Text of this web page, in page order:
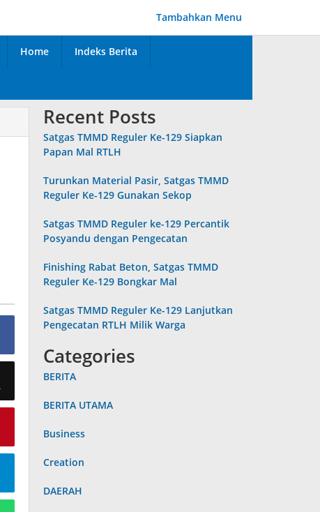
Tambahkan Menu
Home Indeks Berita
Recent Posts
Satgas TMMD Reguler Ke-129 Siapkan
Papan Mal RTLH
Turunkan Material Pasir, Satgas TMMD
Reguler Ke-129 Gunakan Sekop
Satgas TMMD Reguler ke-129 Percantik
Posyandu dengan Pengecatan
Finishing Rabat Beton, Satgas TMMD
Reguler Ke-129 Bongkar Mal
Satgas TMMD Reguler Ke-129 Lanjutkan
Pengecatan RTLH Milik Warga
Categories
BERITA
BERITA UTAMA
Business
Creation
DAERAH